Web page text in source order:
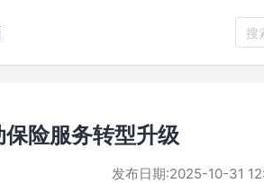
搜
险服务转型升级
发布日期:2025-10-31